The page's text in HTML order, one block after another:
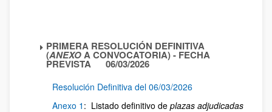
PRIMERA RESOLUCIÓN DEFINITIVA
(ANEXOA CONVOCATORIA) - FECHA
PREVISTA 06/03/2026
Resolución Definitiva del 06/03/2026
Anexo 1 : Listado definitivo de plazas adjudicadas